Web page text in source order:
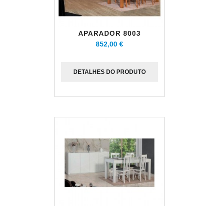
APARADOR 8003
852,00 €
DETALHES DO PRODUTO